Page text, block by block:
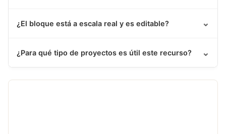
¿El bloque está a escala real y es editable? ⌄
¿Para qué tipo de proyectos es útil este recurso? ⌄